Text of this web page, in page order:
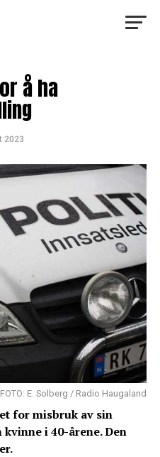
å ha
2023
FOTO: E. Solberg / Radio Haugaland
for misbruk av sin
i 40-årene. Den